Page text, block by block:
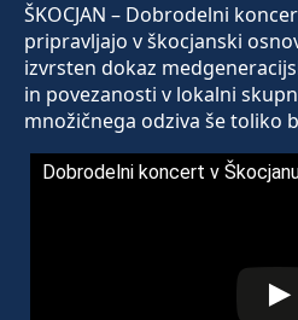
ŠKOCJAN – Dobrodelni
pripravljajo v škocjanski
izvrsten dokaz
in povezanosti v lokalni
množičnega odziva še toliko
Dobrodelni koncert v